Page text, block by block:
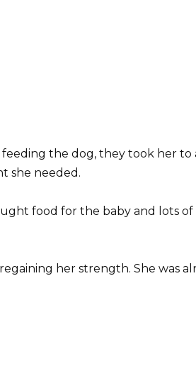
the dog, they took her to
she needed.
food for the baby and lots of
her strength. She was